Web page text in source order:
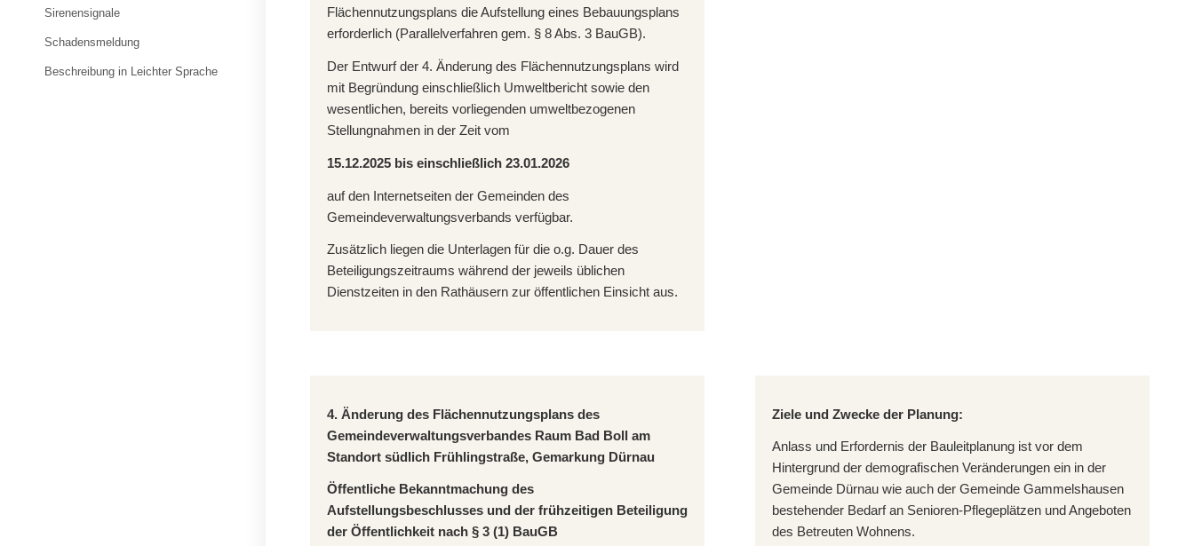
Flächennutzungsplans die Aufstellung eines Bebauungsplans
erforderlich (Parallelverfahren gem. § 8 Abs. 3 BauGB).
Der Entwurf der 4. Änderung des Flächennutzungsplans wird
mit Begründung einschließlich Umweltbericht sowie den
wesentlichen, bereits vorliegenden umweltbezogenen
Stellungnahmen in der Zeit vom
15.12.2025 bis einschließlich 23.01.2026
auf den Internetseiten der Gemeinden des
Gemeindeverwaltungsverbands verfügbar.
Zusätzlich liegen die Unterlagen für die o.g. Dauer des
Beteiligungszeitraums während der jeweils üblichen
Dienstzeiten in den Rathäusern zur öffentlichen Einsicht aus.
4. Änderung des Flächennutzungsplans des
Gemeindeverwaltungsverbandes Raum Bad Boll am
Standort südlich Frühlingstraße, Gemarkung Dürnau
Öffentliche Bekanntmachung des
Aufstellungsbeschlusses und derfrühzeitigen Beteiligung
der Öffentlichkeit nach § 3 (1) BauGB
Ziele und Zwecke der Planung:
Anlass und Erfordernis der Bauleitplanung ist vor dem
Hintergrund der demografischen Veränderungen ein in der
Gemeinde Dürnau wie auch der Gemeinde Gammelshausen
bestehender Bedarf an Senioren-Pflegeplätzen und Angeboten
des Betreuten Wohnens.
Sirenensignale
Schadensmeldung
Beschreibung in Leichter Sprache